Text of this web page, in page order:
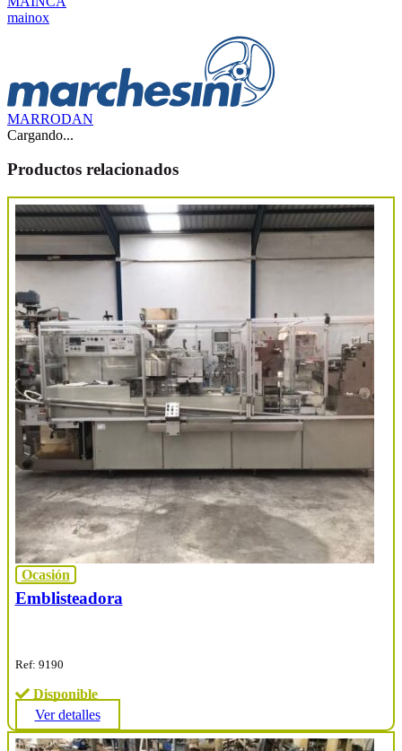
mainox
MARRODAN
Cargando...
Productos relacionados
Ocasión
Emblisteadora
Ref: 9190
Disponible
Ver detalles